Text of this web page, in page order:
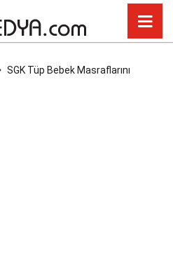
SGK Tüp Bebek Masraflarını